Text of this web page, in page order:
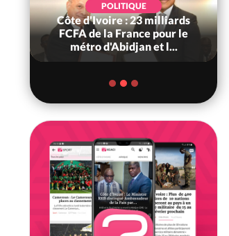
POLITIQUE
Côte d'Ivoire : 23 milliards
FCFA de la France pour le
métro d'Abidjan et l...